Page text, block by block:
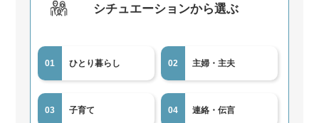
シチュエーションから選ぶ
01 ひとり暮らし 02 主婦・主夫
03 子育て 04 連絡・伝言